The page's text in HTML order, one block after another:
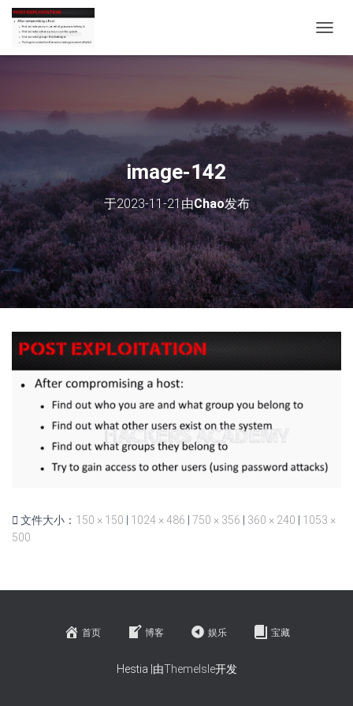
换
image-142
于2023-11-21 由Chao发布
文件大小： 150 × 150 1024 × 486 750 × 356 360 × 240
1053 ×
500
首页 博客 娱乐 宝藏
Hestia |由ThemeIsle开发